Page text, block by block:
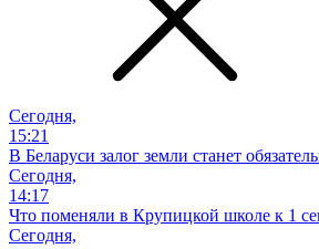
Сегодня,
15:21
В Беларуси залог земли станет
Сегодня,
14:17
Что поменяли в Крупицкой школе к 1
Сегодня,